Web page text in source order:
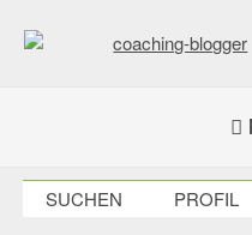
zum
SUCHEN PROFIL